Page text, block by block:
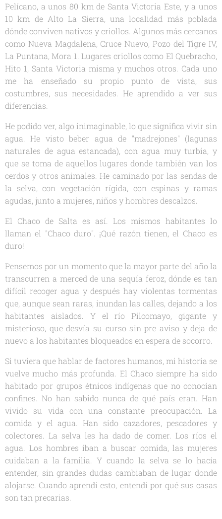
Pelícano, a unos 80 km de Santa Victoria Este, y a unos
10 km de Alto La Sierra, una localidad más poblada
dónde conviven nativos y criollos. Algunos más cercanos
como Nueva Magdalena, Cruce Nuevo, Pozo del Tigre IV,
La Puntana, Mora 1. Lugares criollos como El Quebracho,
Hito 1, Santa Victoria misma y muchos otros. Cada uno
me ha enseñado su propio punto de vista, sus
costumbres, sus necesidades. He aprendido a ver sus
diferencias.
He podido ver, algo inimaginable, lo que significa vivir sin
agua. He visto beber agua de "madrejones" (lagunas
naturales de agua estancada), con agua muy turbia, y
que se toma de aquellos lugares donde también van los
cerdos y otros animales. He caminado por las sendas de
la selva, con vegetación rígida, con espinas y ramas
agudas, junto a mujeres, niños y hombres descalzos.
El Chaco de Salta es así. Los mismos habitantes lo
llaman el "Chaco duro". ¡Qué razón tienen, el Chaco es
duro!
Pensemos por un momento que la mayor parte del año la
transcurren a merced de una sequía feroz, dónde es tan
difícil recoger agua y después hay violentas tormentas
que, aunque sean raras, inundan las calles, dejando a los
habitantes aislados. Y el río Pilcomayo, gigante y
misterioso, que desvía su curso sin pre aviso y deja de
nuevo a los habitantes bloqueados en espera de socorro.
Si tuviera que hablar de factores humanos, mi historia se
vuelve mucho más profunda. El Chaco siempre ha sido
habitado por grupos étnicos indígenas que no conocían
confines. No han sabido nunca de qué país eran. Han
vivido su vida con una constante preocupación. La
comida y el agua. Han sido cazadores, pescadores y
colectores. La selva les ha dado de comer. Los ríos el
agua. Los hombres iban a buscar comida, las mujeres
cuidaban a la familia. Y cuando la selva se lo hacía
entender, sin grandes dudas cambiaban de lugar donde
alojarse. Cuando aprendí esto, entendí por qué sus casas
son tan precarias.